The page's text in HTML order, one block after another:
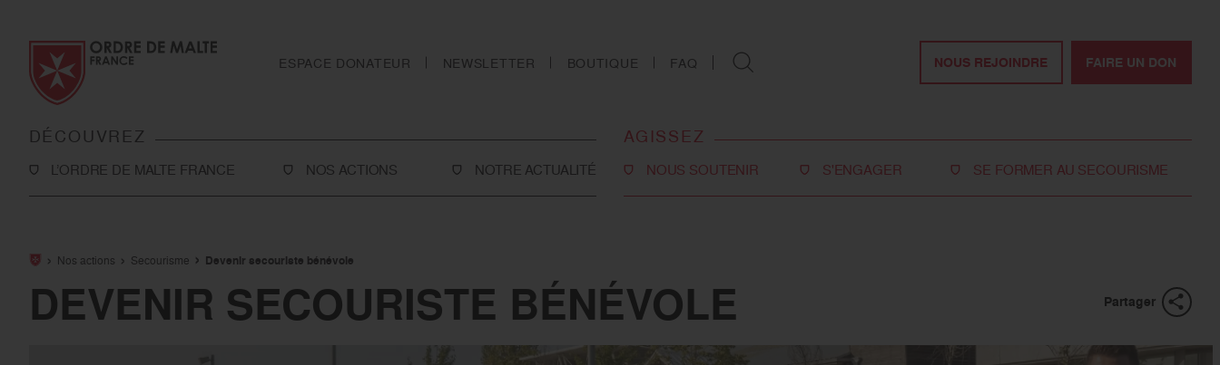
ESPACE DONATEUR NEWSLETTER BOUTIQUE FAQ NOUS REJOINDRE FAIRE UN DON
DÉCOUVREZ
L’ORDRE DE MALTE FRANCE
Notre présence en France
NOS ACTIONS
International
NOTRE ACTUALITÉ
AGISSEZ
NOUS SOUTENIR
Legs, donations et
S'ENGAGER
SE FORMER AU SECOURISME
Nos actions Secourisme Devenir secouriste bénévole
Partager
DEVENIR SECOURISTE BÉNÉVOLE